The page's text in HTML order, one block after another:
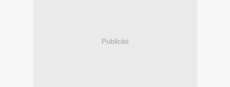
Publicité